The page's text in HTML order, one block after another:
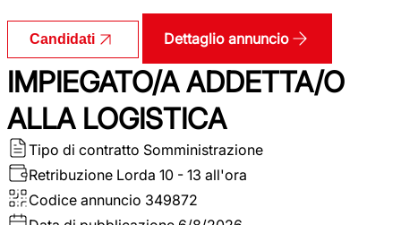
Candidati Dettaglio annuncio
IMPIEGATO/A ADDETTA/O
ALLA LOGISTICA
Tipo di contratto Somministrazione
Retribuzione Lorda 10 - 13 all'ora
Codice annuncio 349872